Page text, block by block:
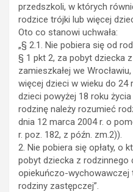
przedszkoli, w których
rodzice trójki lub więcej
Oto co stanowi uchwała:
„§ 2.1. Nie pobiera się od
§ 1 pkt 2, za pobyt dziecka
zamieszkałej we
więcej dzieci w wieku do 24
dzieci powyżej 18 roku
rodzinę należy rozumieć
dnia 12 marca 2004 r. o
r. poz. 182, z późn. zm.2)).
2. Nie pobiera się opłaty, o
pobyt dziecka z rodzinnego
opiekuńczo-wychowawczej
rodziny zastępczej”.